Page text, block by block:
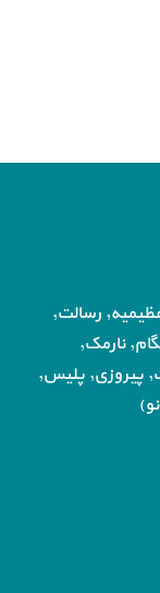
رسالت,
نارمک,
پیروزی, پلیس,